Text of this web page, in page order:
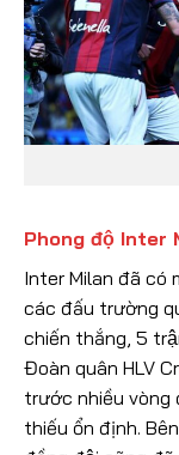
Phong độ Inter
Inter Milan đã có
các đấu trường
chiến thắng, 5
Đoàn quân HLV
trước nhiều vòng
thiếu ổn định.